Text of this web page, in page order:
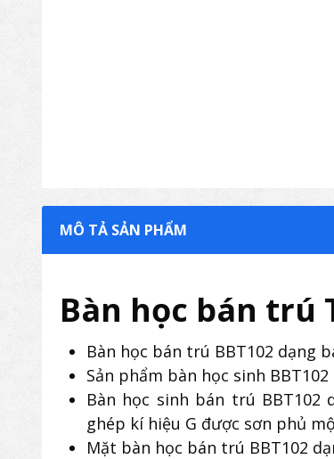
MÔ TẢ SẢN PHẨM
Bàn học bán trú
Bàn học bán trú BBT102 dạng
Sản phẩm bàn học sinh
Bàn học sinh bán trú
ghép kí hiệu G được sơn phủ
Mặt bàn học bán trú BBT102